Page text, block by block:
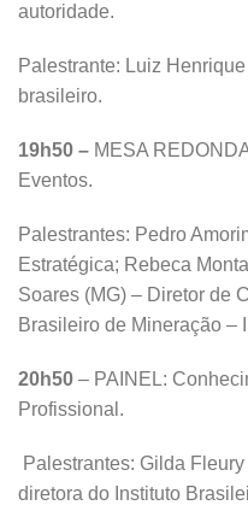
autoridade.
Palestrante: Luiz
brasileiro.
19h50 – MESA
Eventos.
Palestrantes: Pedro
Estratégica; Rebeca
Soares (MG) – Diretor de
Brasileiro de Mineração –
20h50 – PAINEL:
Profissional.
Palestrantes: Gilda
diretora do Instituto